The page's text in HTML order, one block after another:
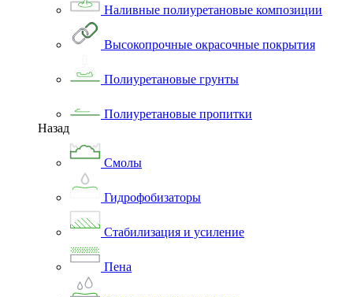
Наливные полиуретановые композиции
Высокопрочные окрасочные покрытия
Полиуретановые грунты
Полиуретановые пропитки
Назад
Смолы
Гидрофобизаторы
Стабилизация и усиление
Пена